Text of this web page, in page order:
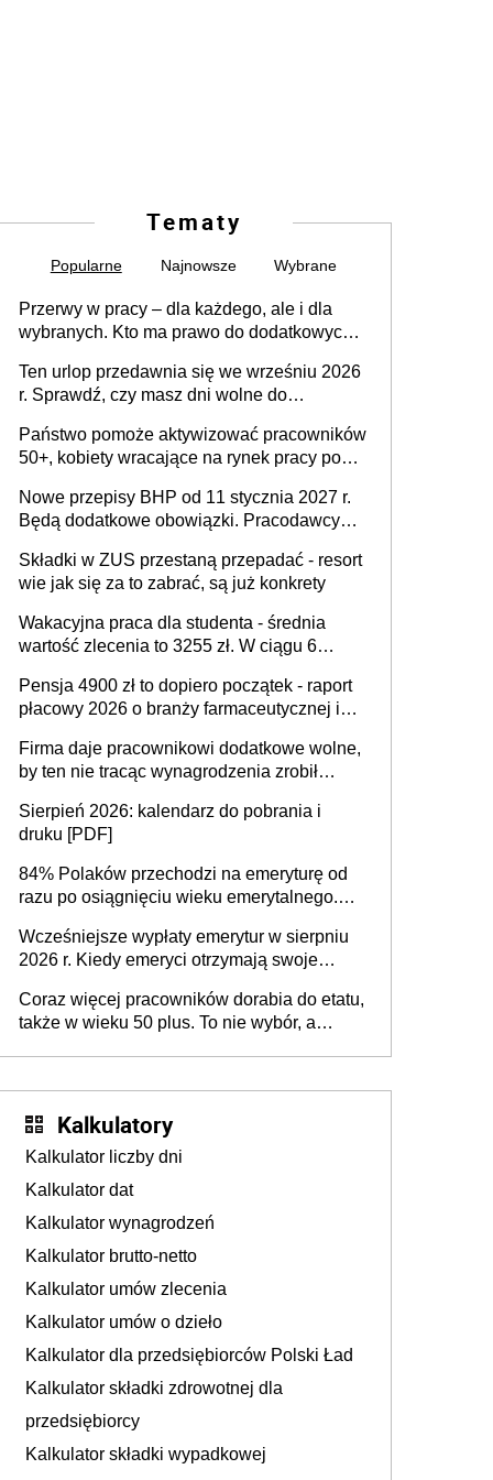
Tematy
Popularne Najnowsze Wybrane
Przerwy w pracy – dla każdego, ale i dla
wybranych. Kto ma prawo do dodatkowych
Ten urlop przedawnia się we wrześniu 2026
r. Sprawdź, czy masz dni wolne do
Państwo pomoże aktywizować pracowników
50+, kobiety wracające na rynek pracy po
osoby neuroatypowe. Powstanie Fundusz
na rzecz Inkluzywności w Zatrudnianiu?
Nowe przepisy BHP od 11 stycznia 2027 r.
Będą dodatkowe obowiązki. Pracodawcy
Składki w ZUS przestaną przepadać - resort
wie jak się za to zabrać, są już konkrety
Wakacyjna praca dla studenta - średnia
wartość zlecenia to 3255 zł. W ciągu 6
ponad 10,7 tys. zł
Pensja 4900 zł to dopiero początek - raport
płacowy 2026 o branży farmaceutycznej i
Firma daje pracownikowi dodatkowe wolne,
by ten nie tracąc wynagrodzenia zrobił
sprawdza
Sierpień 2026: kalendarz do pobrania i
druku [PDF]
84% Polaków przechodzi na emeryturę od
razu po osiągnięciu wieku emerytalnego.
dłużej, ale czy jest w stanie? Pracownicy
45+ to siła napędowa gospodarki
Wcześniejsze wypłaty emerytur w sierpniu
2026 r. Kiedy emeryci otrzymają swoje
Coraz więcej pracowników dorabia do etatu,
także w wieku 50 plus. To nie wybór, a
Kalkulatory
Kalkulator liczby dni
Kalkulator dat
Kalkulator wynagrodzeń
Kalkulator brutto-netto
Kalkulator umów zlecenia
Kalkulator umów o dzieło
Kalkulator dla przedsiębiorców Polski Ład
Kalkulator składki zdrowotnej dla
przedsiębiorcy
Kalkulator składki wypadkowej